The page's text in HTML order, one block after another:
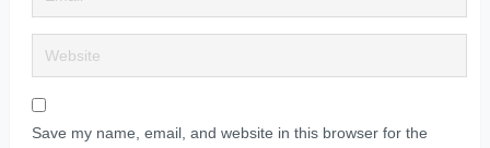
Save my name, email, and website in this browser for the